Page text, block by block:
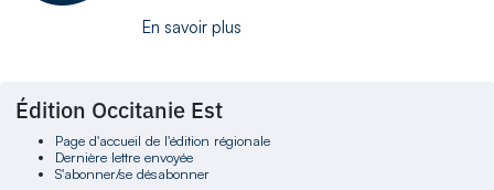
En savoir plus
Édition Occitanie Est
Page d'accueil de l'édition régionale
Dernière lettre envoyée
S'abonner/se désabonner